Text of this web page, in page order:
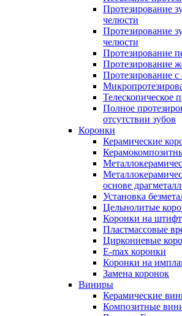
Протезирование
челюсти
Протезирование
челюсти
Протезирование
Протезирование
Протезирование
Телескопическое
Полное
отсутствии зубов
Коронки
Керамические
основе
Установка
Цельнолитые
Коронки на
Пластмассовые
Циркониевые
E-max коронки
Коронки на
Замена коронок
Виниры
Керамические
Композитные